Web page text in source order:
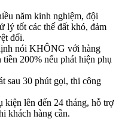
năm kinh nghiệm, đội
lý tốt các thế đất khó, đảm
đối.
nói KHÔNG với hàng
200% nếu phát hiện phụ
sau 30 phút gọi, thi công
kiện lên đến 24 tháng, hỗ trợ
khách hàng cần.